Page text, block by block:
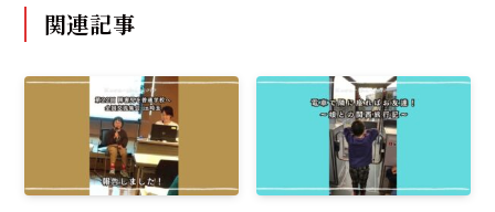
関連記事